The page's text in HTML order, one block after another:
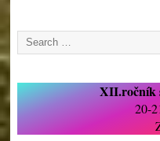
XII.ročník
20-